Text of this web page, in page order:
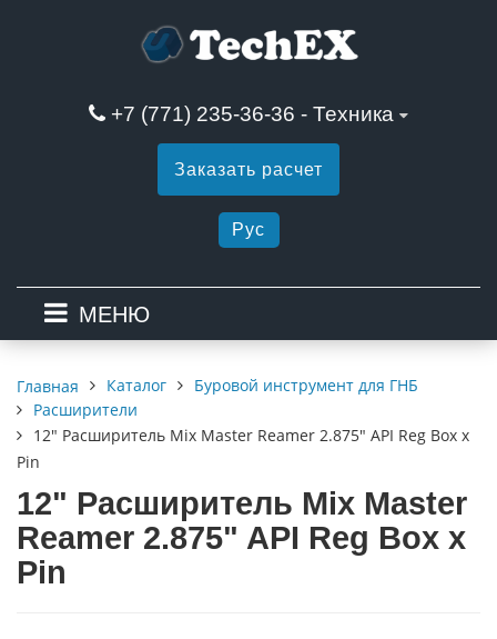
+7 (771) 235-36-36 - Техника
Заказать расчет
Рус
МЕНЮ
Главная Каталог
Буровой инструмент для ГНБ
Расширители
12" Расширитель Mix Master Reamer 2.875" API Reg Box x
Pin
12" Расширитель Mix Master
Reamer 2.875" API Reg Box x
Pin